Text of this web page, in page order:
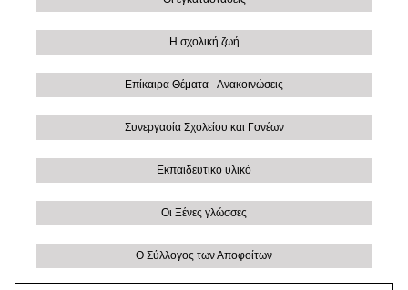
Η σχολική ζωή
Επίκαιρα Θέματα - Ανακοινώσεις
Συνεργασία Σχολείου και Γονέων
Εκπαιδευτικό υλικό
Οι Ξένες γλώσσες
Ο Σύλλογος των Αποφοίτων